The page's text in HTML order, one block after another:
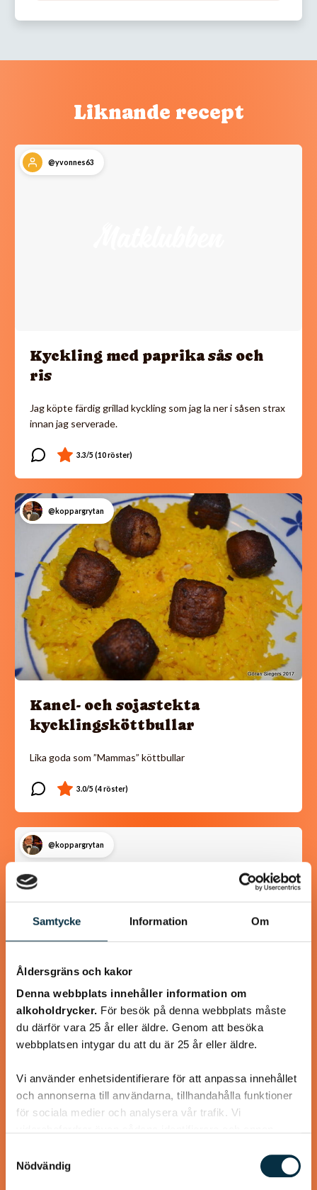
Samtycke Information Om
Åldersgräns och kakor
Denna webbplats innehåller information om
alkoholdrycker. För besök på denna webbplats måste
du därför vara 25 år eller äldre. Genom att besöka
webbplatsen intygar du att du är 25 år eller äldre.
Vi använder enhetsidentifierare för att anpassa innehållet
och annonserna till användarna, tillhandahålla funktioner
för sociala medier och analysera vår trafik. Vi
annons- och analysföretag som vi samarbetar med.
Dessa kan i sin tur kombinera informationen med annan
Nödvändig
Liknande recept
@yvonnes63
Kyckling med paprika sås och
ris
Jag köpte färdig grillad kyckling som jag la ner i såsen strax
innan jag serverade.
@koppargrytan
Kanel- och sojastekta
kycklingsköttbullar
Lika goda som ”Mammas” köttbullar
@koppargrytan
Gulaschsoppa Melchersson